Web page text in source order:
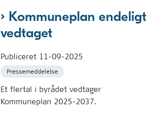
Kommuneplan endeligt
vedtaget
Publiceret 11-09-2025
Pressemeddelelse
Et flertal i byrådet vedtager
Kommuneplan 2025-2037.